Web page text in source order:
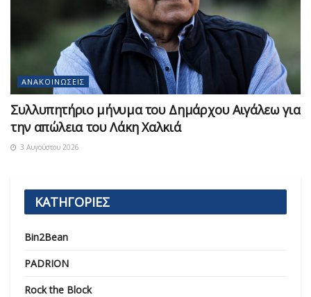
ΑΝΑΚΟΙΝΏΣΕΙΣ
Συλλυπητήριο μήνυμα του Δημάρχου Αιγάλεω για
την απώλεια του Λάκη Χαλκιά
3 Αυγούστου 2026
ΚΑΤΗΓΟΡΙΕΣ
Bin2Bean
PADRION
Rock the Block